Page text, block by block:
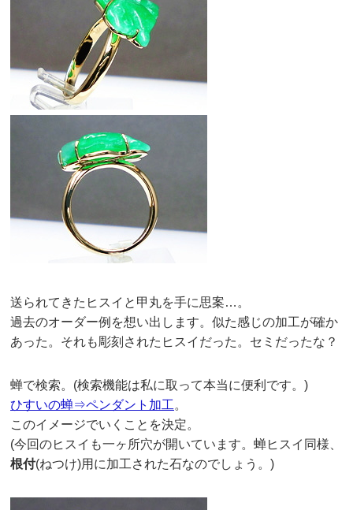
送られてきたヒスイと甲丸を手に思案…。
過去のオーダー例を想い出します。似た感じの加工が確か
あった。それも彫刻されたヒスイだった。セミだったな？
蝉で検索。(検索機能は私に取って本当に便利です。)
ひすいの蝉⇒ペンダント加工。
このイメージでいくことを決定。
(今回のヒスイも一ヶ所穴が開いています。蝉ヒスイ同様、
根付(ねつけ)用に加工された石なのでしょう。)